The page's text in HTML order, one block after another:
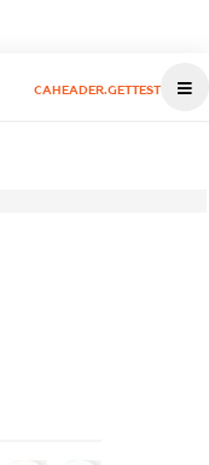
CAHEADER.GETTEST